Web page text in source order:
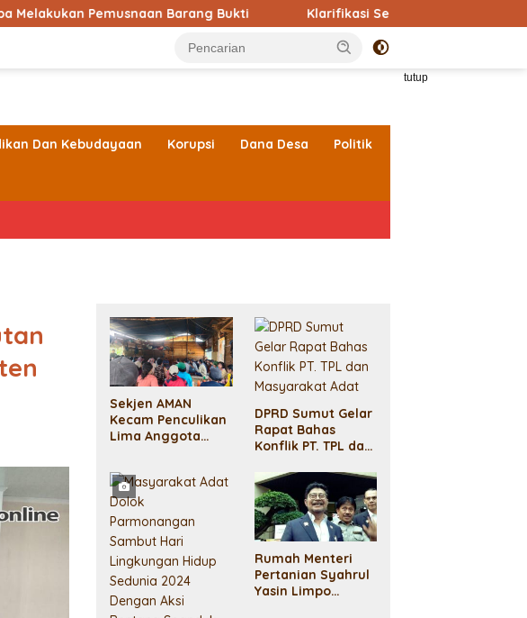
Barang Bukti Klarifikasi Sekdis DPMPTSPTK Kabupaten Toba soal
tutup
Dan Kebudayaan Korupsi Dana Desa Politik
Sekjen AMAN
Kecam Penculikan
Lima Anggota
Sihaporas:
Pelanggaran HAM!
DPRD Sumut Gelar
Rapat Bahas
Konflik PT. TPL dan
Rumah Menteri
Pertanian Syahrul
Yasin Limpo